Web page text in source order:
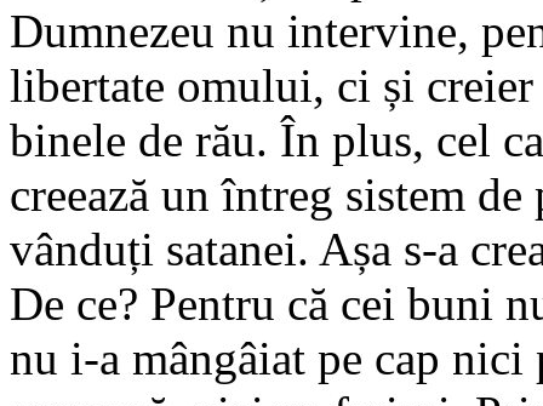
Dumnezeu nu intervine,
libertate omului, ci și creier
binele de rău. În plus, cel
creează un întreg sistem
vânduți satanei. Așa s-a
De ce? Pentru că cei buni
nu i-a mângâiat pe cap nici